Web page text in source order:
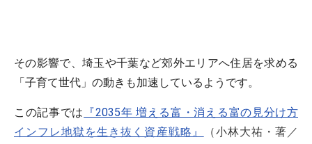
その影響で、埼玉や千葉など郊外エリアへ住居を求める
「子育て世代」の動きも加速しているようです。
この記事では 『2035年 増える富・消える富の見分け方
インフレ地獄を生き抜く資産戦略』
（小林大祐・著／